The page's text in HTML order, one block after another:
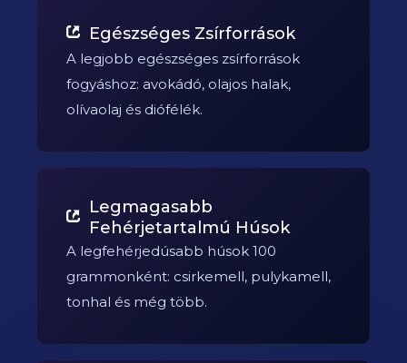
Egészséges Zsírforrások
A legjobb egészséges zsírforrások
fogyáshoz: avokádó, olajos halak,
olívaolaj és diófélék.
Legmagasabb
Fehérjetartalmú Húsok
A legfehérjedúsabb húsok 100
grammonként: csirkemell, pulykamell,
tonhal és még több.